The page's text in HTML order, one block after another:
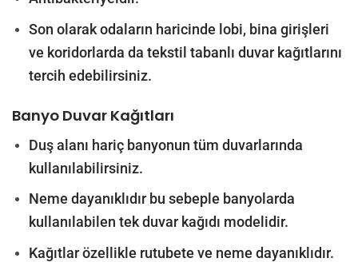
Son olarak odaların haricinde lobi, bina girişleri
ve koridorlarda da tekstil tabanlı duvar kağıtlarını
tercih edebilirsiniz.
Banyo Duvar Kağıtları
Duş alanı hariç banyonun tüm duvarlarında
kullanılabilirsiniz.
Neme dayanıklıdır bu sebeple banyolarda
kullanılabilen tek duvar kağıdı modelidir.
Kağıtlar özellikle rutubete ve neme dayanıklıdır.